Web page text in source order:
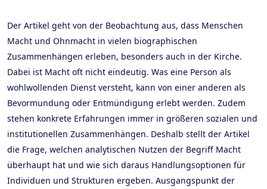
Der Artikel geht von der Beobachtung aus, dass Menschen
Macht und Ohnmacht in vielen biographischen
Zusammenhängen erleben, besonders auch in der Kirche.
Dabei ist Macht oft nicht eindeutig. Was eine Person als
wohlwollenden Dienst versteht, kann von einer anderen als
Bevormundung oder Entmündigung erlebt werden. Zudem
stehen konkrete Erfahrungen immer in größeren sozialen und
institutionellen Zusammenhängen. Deshalb stellt der Artikel
die Frage, welchen analytischen Nutzen der Begriff Macht
überhaupt hat und wie sich daraus Handlungsoptionen für
Individuen und Strukturen ergeben. Ausgangspunkt der